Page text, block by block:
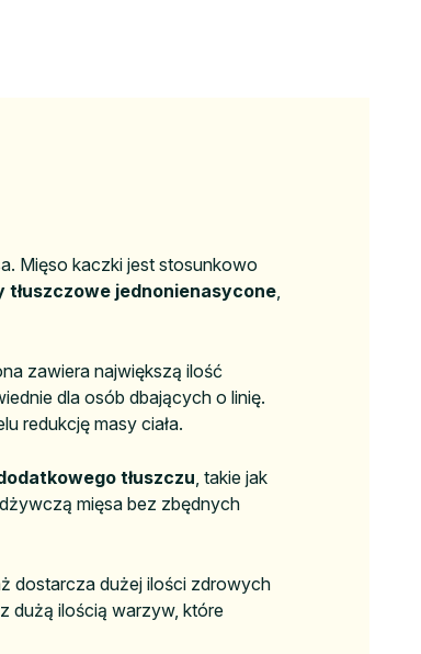
Mięso kaczki jest stosunkowo
tłuszczowe jednonienasycone,
zawiera największą ilość
dla osób dbających o linię.
redukcję masy ciała.
tłuszczu, takie jak
mięsa bez zbędnych
dostarcza dużej ilości zdrowych
dużą ilością warzyw, które